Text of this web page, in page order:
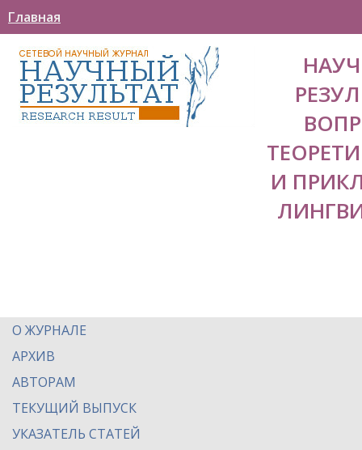
Главная
И
О ЖУРНАЛЕ
АРХИВ
АВТОРАМ
ТЕКУЩИЙ ВЫПУСК
УКАЗАТЕЛЬ СТАТЕЙ